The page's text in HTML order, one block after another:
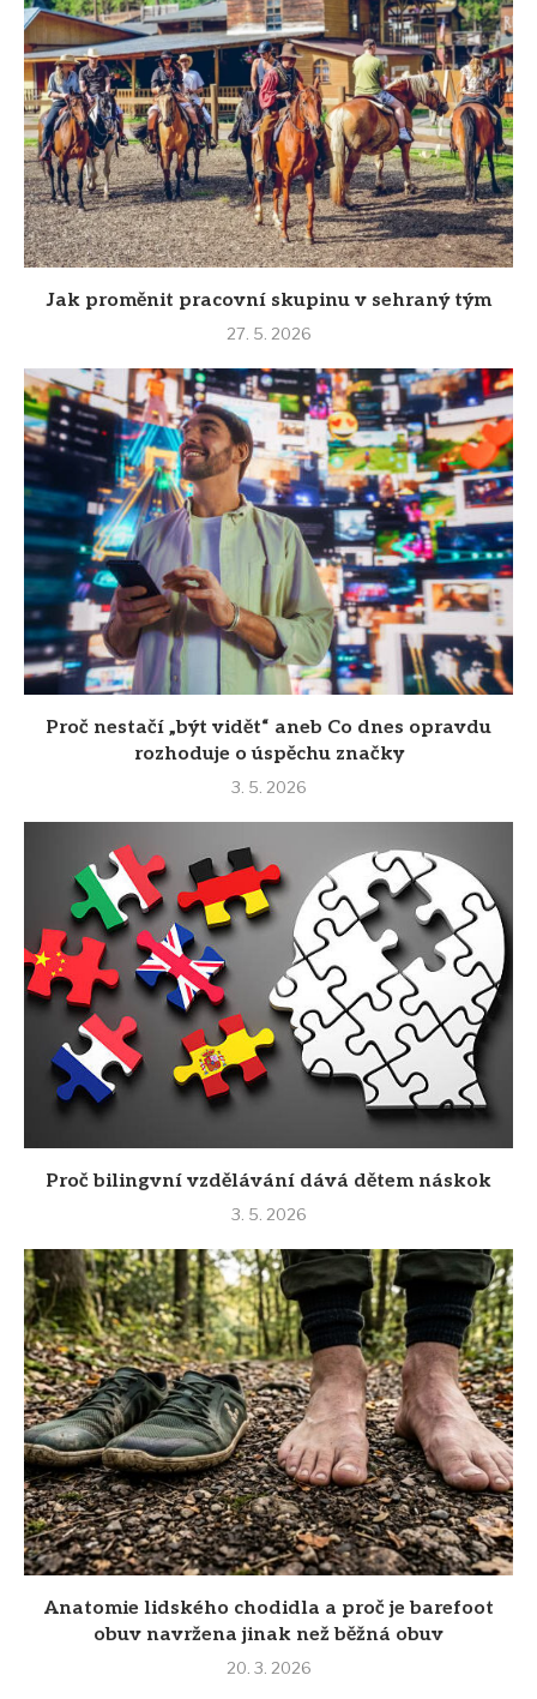
Jak proměnit pracovní skupinu v sehraný tým
27. 5. 2026
Proč nestačí „být vidět“ aneb Co dnes opravdu
rozhoduje o úspěchu značky
3. 5. 2026
Proč bilingvní vzdělávání dává dětem náskok
3. 5. 2026
Anatomie lidského chodidla a proč je barefoot
obuv navržena jinak než běžná obuv
20. 3. 2026